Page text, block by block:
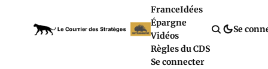
FranceIdées
Épargne
Vidéos
Règles du CDS
Se connecter
Se